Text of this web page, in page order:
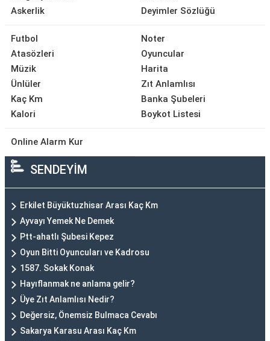
Askerlik
Deyimler Sözlüğü
Futbol
Atasözleri
Müzik
Ünlüler
Kaç Km
Kalori
Noter
Oyuncular
Harita
Zıt Anlamlısı
Banka Şubeleri
Boykot Listesi
Online Alarm Kur
SENDEYİM
Erkilet Büyüktuzhisar Arası Kaç Km
Ayvayı Yemek Ne Demek
Ptt-ahatlı Şubesi Kepez
Oyun Bitti Oyuncuları ve Kadrosu
1587. Sokak Konak
Hayıflanmak ne anlama gelir?
Üye Zıt Anlamlısı Nedir?
Değersiz, Önemsiz Bulmaca Cevabı
Sakarya Karasu Arası Kaç Km